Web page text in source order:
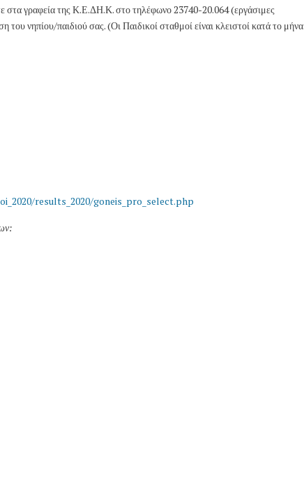
στα γραφεία της Κ.Ε.ΔΗ.Κ. στο τηλέφωνο 23740-20.064 (εργάσιμες
του νηπίου/παιδιού σας. (Οι Παιδικοί σταθμοί είναι κλειστοί κατά το μήνα
results_2020/goneis_pro_select.php